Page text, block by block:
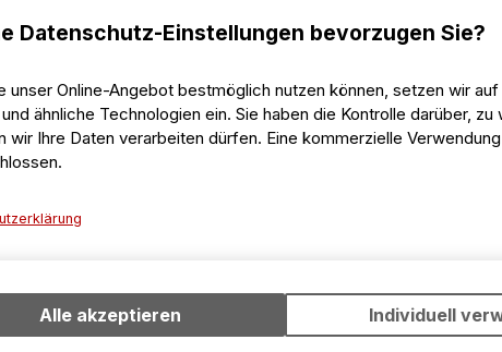
/ gloss
caliper, hydraulic disc, 200mm H: SRAM
T9 compound, 29x2.3" H: Purgatory,
compound
Datenschutz-Einstellungen bevorzugen Sie?
unser Online-Angebot bestmöglich nutzen können, setzen wir
ähnliche Technologien ein. Sie haben die Kontrolle darüber, zu
wir Ihre Daten verarbeiten dürfen. Eine kommerzielle
Ihrem Gerät, um die grundlegenden Funktionen unseres
wie die Verwendung des Warenkorbs, zu ermöglichen. Bitte
Alle akzeptieren Individuell